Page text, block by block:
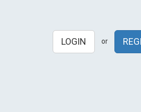
LOGIN or